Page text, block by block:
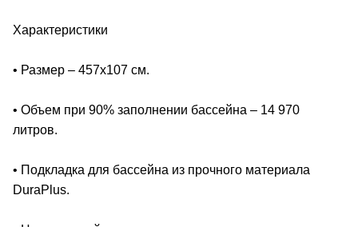
Характеристики
• Размер – 457x107 см.
• Объем при 90% заполнении бассейна – 14 970
литров.
• Подкладка для бассейна из прочного материала
DuraPlus.